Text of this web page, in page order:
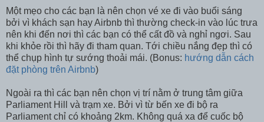
Một mẹo cho các bạn là nên chọn vé xe đi vào buổi sáng
bởi vì khách sạn hay Airbnb thì thường check-in vào lúc trưa
nên khi đến nơi thì các bạn có thể cất đồ và nghỉ ngơi. Sau
khi khỏe rồi thì hãy đi tham quan. Tới chiều nắng đẹp thì có
thể chụp hình tự sướng thoải mái. (Bonus: hướng dẫn cách
đặt phòng trên Airbnb)
Ngoài ra thì các bạn nên chọn vị trí nằm ở trung tâm giữa
Parliament Hill và trạm xe. Bởi vì từ bến xe đi bộ ra
Parliament chỉ có khoảng 2km. Không quá xa để cuốc bộ